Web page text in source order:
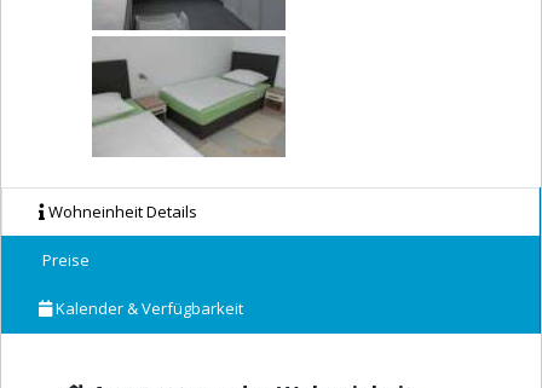
Wohneinheit Details
Preise
Kalender & Verfügbarkeit